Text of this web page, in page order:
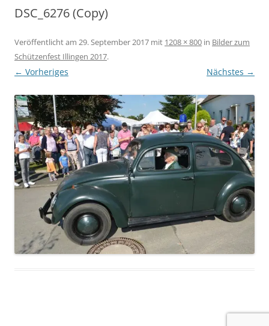
DSC_6276 (Copy)
Veröffentlicht am 29. September 2017 mit 1208 × 800 in Bilder zum
Schützenfest Illingen 2017.
← Vorheriges Nächstes →